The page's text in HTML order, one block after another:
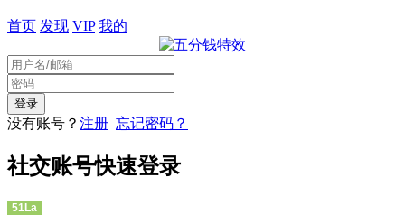
首页 发现 VIP 我的
没有账号？ 注册 忘记密码？
社交账号快速登录
51La